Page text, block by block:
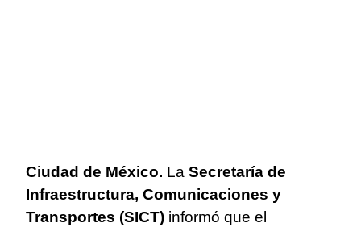
Ciudad de México. La Secretaría de
Infraestructura, Comunicaciones y
Transportes (SICT) informó que el